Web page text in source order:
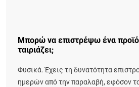
Μπορώ να επιστρέψω ένα
ταιριάζει;
Φυσικά. Έχεις τη δυνατότητα
ημερών από την παραλαβή, εφόσον το